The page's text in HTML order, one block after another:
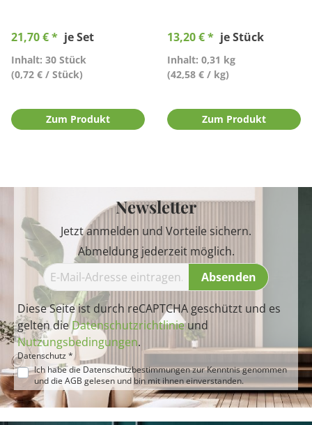
21,70 € * je Set
Inhalt: 30 Stück
(0,72 € / Stück)
Zum Produkt
13,20 € * je Stück
Inhalt: 0,31 kg
(42,58 € / kg)
Zum Produkt
Newsletter
Jetzt anmelden und Vorteile sichern.
Abmeldung jederzeit möglich.
Absenden
Diese Seite ist durch reCAPTCHA geschützt und es
gelten dieDatenschutzrichtlinieund
Nutzungsbedingungen.
Datenschutz *
Ich habe die Datenschutzbestimmungenzur Kenntnis genommen
und die AGB gelesen und bin mit ihnen einverstanden.